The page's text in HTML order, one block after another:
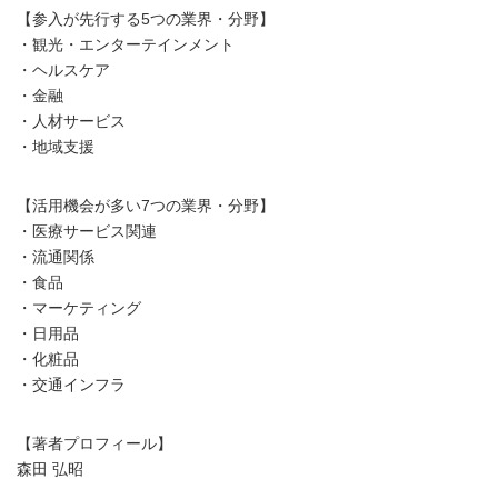
【参入が先行する5つの業界・分野】
・観光・エンターテインメント
・ヘルスケア
・金融
・人材サービス
・地域支援
【活用機会が多い7つの業界・分野】
・医療サービス関連
・流通関係
・食品
・マーケティング
・日用品
・化粧品
・交通インフラ
【著者プロフィール】
森田 弘昭